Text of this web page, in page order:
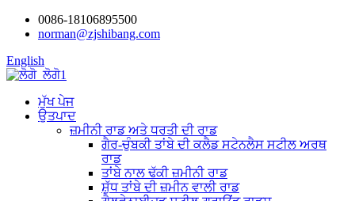
0086-18106895500
norman@zjshibang.com
English
ਮੁੱਖ ਪੇਜ
ਉਤਪਾਦ
ਜ਼ਮੀਨੀ ਰਾਡ ਅਤੇ ਧਰਤੀ ਦੀ ਰਾਡ
ਗੈਰ-ਚੁੰਬਕੀ ਤਾਂਬੇ ਦੀ ਕਲੈਡ ਸਟੇਨਲੈਸ ਸਟੀਲ ਅਰਥ
ਰਾਡ
ਤਾਂਬੇ ਨਾਲ ਢੱਕੀ ਜ਼ਮੀਨੀ ਰਾਡ
ਸ਼ੁੱਧ ਤਾਂਬੇ ਦੀ ਜ਼ਮੀਨ ਵਾਲੀ ਰਾਡ